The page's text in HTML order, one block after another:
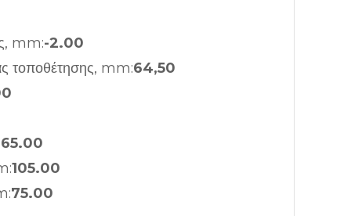
mm:-2.00
τοποθέτησης, mm:64,50
65.00
105.00
75.00